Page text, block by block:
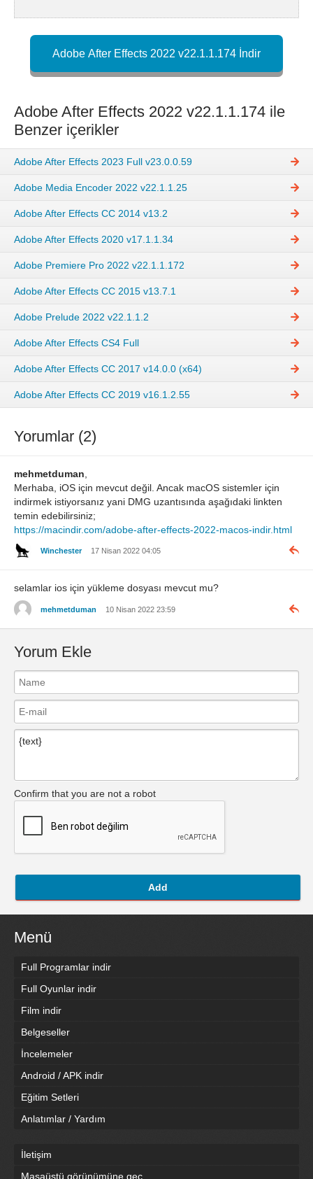
Adobe After Effects 2022 v22.1.1.174 İndir
Adobe After Effects 2022 v22.1.1.174 ile
Benzer içerikler
Adobe After Effects 2023 Full v23.0.0.59
Adobe Media Encoder 2022 v22.1.1.25
Adobe After Effects CC 2014 v13.2
Adobe After Effects 2020 v17.1.1.34
Adobe Premiere Pro 2022 v22.1.1.172
Adobe After Effects CC 2015 v13.7.1
Adobe Prelude 2022 v22.1.1.2
Adobe After Effects CS4 Full
Adobe After Effects CC 2017 v14.0.0 (x64)
Adobe After Effects CC 2019 v16.1.2.55
Yorumlar (2)
mehmetduman
Merhaba, iOS için mevcut değil. Ancak macOS sistemler için
indirmek istiyorsanız yani DMG uzantısında aşağıdaki linkten
temin edebilirsiniz;
https://macindir.com/adobe-after-effects-2022-macos-indir.html
Winchester 17 Nisan 2022 04:05
selamlar ios için yükleme dosyası mevcut mu?
mehmetduman 10 Nisan 2022 23:59
Yorum Ekle
Confirm that you are not a robot
Add
Menü
Full Programlar indir
Full Oyunlar indir
Film indir
Belgeseller
İncelemeler
Android / APK indir
Eğitim Setleri
Anlatımlar / Yardım
İletişim
Masaüstü görünümüne geç